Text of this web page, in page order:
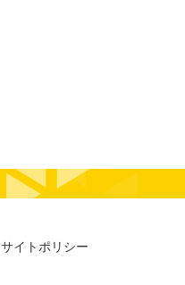
サイトポリシー